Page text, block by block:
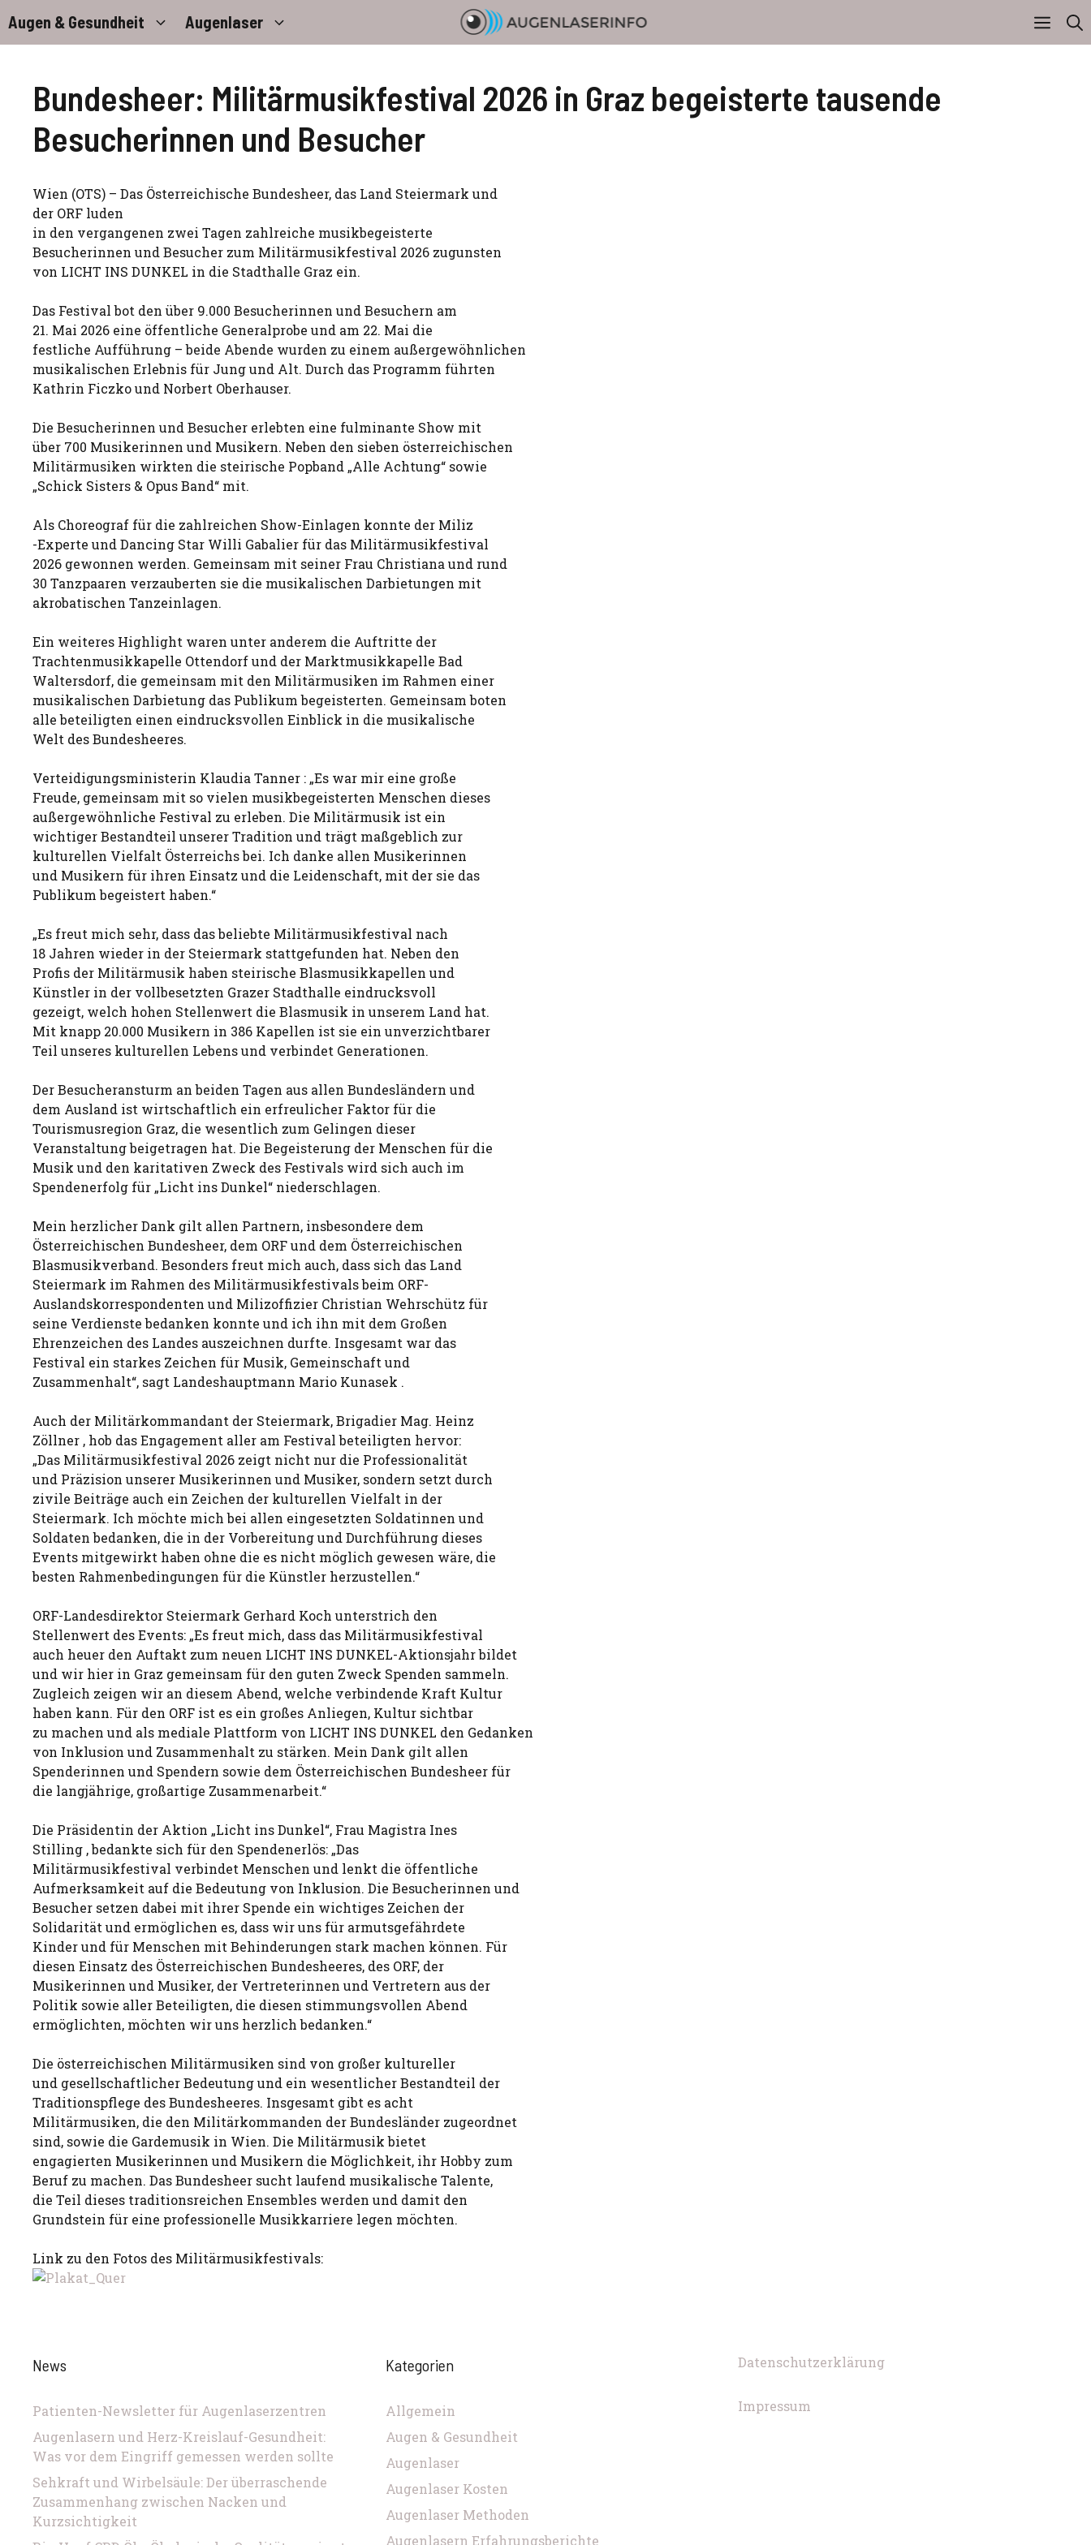
Inhalt
springen
Augen & Gesundheit Augenlaser
Bundesheer: Militärmusikfestival 2026 in Graz begeisterte tausende
Besucherinnen und Besucher
Wien (OTS) – Das Österreichische Bundesheer, das Land Steiermark und
der ORF luden
in den vergangenen zwei Tagen zahlreiche musikbegeisterte
Besucherinnen und Besucher zum Militärmusikfestival 2026 zugunsten
von LICHT INS DUNKEL in die Stadthalle Graz ein.
Das Festival bot den über 9.000 Besucherinnen und Besuchern am
21. Mai 2026 eine öffentliche Generalprobe und am 22. Mai die
festliche Aufführung – beide Abende wurden zu einem außergewöhnlichen
musikalischen Erlebnis für Jung und Alt. Durch das Programm führten
Kathrin Ficzko und Norbert Oberhauser.
Die Besucherinnen und Besucher erlebten eine fulminante Show mit
über 700 Musikerinnen und Musikern. Neben den sieben österreichischen
Militärmusiken wirkten die steirische Popband „Alle Achtung“ sowie
„Schick Sisters & Opus Band“ mit.
Als Choreograf für die zahlreichen Show-Einlagen konnte der Miliz
-Experte und Dancing Star Willi Gabalier für das Militärmusikfestival
2026 gewonnen werden. Gemeinsam mit seiner Frau Christiana und rund
30 Tanzpaaren verzauberten sie die musikalischen Darbietungen mit
akrobatischen Tanzeinlagen.
Ein weiteres Highlight waren unter anderem die Auftritte der
Trachtenmusikkapelle Ottendorf und der Marktmusikkapelle Bad
Waltersdorf, die gemeinsam mit den Militärmusiken im Rahmen einer
musikalischen Darbietung das Publikum begeisterten. Gemeinsam boten
alle beteiligten einen eindrucksvollen Einblick in die musikalische
Welt des Bundesheeres.
Verteidigungsministerin Klaudia Tanner : „Es war mir eine große
Freude, gemeinsam mit so vielen musikbegeisterten Menschen dieses
außergewöhnliche Festival zu erleben. Die Militärmusik ist ein
wichtiger Bestandteil unserer Tradition und trägt maßgeblich zur
kulturellen Vielfalt Österreichs bei. Ich danke allen Musikerinnen
und Musikern für ihren Einsatz und die Leidenschaft, mit der sie das
Publikum begeistert haben.“
„Es freut mich sehr, dass das beliebte Militärmusikfestival nach
18 Jahren wieder in der Steiermark stattgefunden hat. Neben den
Profis der Militärmusik haben steirische Blasmusikkapellen und
Künstler in der vollbesetzten Grazer Stadthalle eindrucksvoll
gezeigt, welch hohen Stellenwert die Blasmusik in unserem Land hat.
Mit knapp 20.000 Musikern in 386 Kapellen ist sie ein unverzichtbarer
Teil unseres kulturellen Lebens und verbindet Generationen.
Der Besucheransturm an beiden Tagen aus allen Bundesländern und
dem Ausland ist wirtschaftlich ein erfreulicher Faktor für die
Tourismusregion Graz, die wesentlich zum Gelingen dieser
Veranstaltung beigetragen hat. Die Begeisterung der Menschen für die
Musik und den karitativen Zweck des Festivals wird sich auch im
Spendenerfolg für „Licht ins Dunkel“ niederschlagen.
Mein herzlicher Dank gilt allen Partnern, insbesondere dem
Österreichischen Bundesheer, dem ORF und dem Österreichischen
Blasmusikverband. Besonders freut mich auch, dass sich das Land
Steiermark im Rahmen des Militärmusikfestivals beim ORF-
Auslandskorrespondenten und Milizoffizier Christian Wehrschütz für
seine Verdienste bedanken konnte und ich ihn mit dem Großen
Ehrenzeichen des Landes auszeichnen durfte. Insgesamt war das
Festival ein starkes Zeichen für Musik, Gemeinschaft und
Zusammenhalt“, sagt Landeshauptmann Mario Kunasek .
Auch der Militärkommandant der Steiermark, Brigadier Mag. Heinz
Zöllner , hob das Engagement aller am Festival beteiligten hervor:
„Das Militärmusikfestival 2026 zeigt nicht nur die Professionalität
und Präzision unserer Musikerinnen und Musiker, sondern setzt durch
zivile Beiträge auch ein Zeichen der kulturellen Vielfalt in der
Steiermark. Ich möchte mich bei allen eingesetzten Soldatinnen und
Soldaten bedanken, die in der Vorbereitung und Durchführung dieses
Events mitgewirkt haben ohne die es nicht möglich gewesen wäre, die
besten Rahmenbedingungen für die Künstler herzustellen.“
ORF-Landesdirektor Steiermark Gerhard Koch unterstrich den
Stellenwert des Events: „Es freut mich, dass das Militärmusikfestival
auch heuer den Auftakt zum neuen LICHT INS DUNKEL-Aktionsjahr bildet
und wir hier in Graz gemeinsam für den guten Zweck Spenden sammeln.
Zugleich zeigen wir an diesem Abend, welche verbindende Kraft Kultur
haben kann. Für den ORF ist es ein großes Anliegen, Kultur sichtbar
zu machen und als mediale Plattform von LICHT INS DUNKEL den Gedanken
von Inklusion und Zusammenhalt zu stärken. Mein Dank gilt allen
Spenderinnen und Spendern sowie dem Österreichischen Bundesheer für
die langjährige, großartige Zusammenarbeit.“
Die Präsidentin der Aktion „Licht ins Dunkel“, Frau Magistra Ines
Stilling , bedankte sich für den Spendenerlös: „Das
Militärmusikfestival verbindet Menschen und lenkt die öffentliche
Aufmerksamkeit auf die Bedeutung von Inklusion. Die Besucherinnen und
Besucher setzen dabei mit ihrer Spende ein wichtiges Zeichen der
Solidarität und ermöglichen es, dass wir uns für armutsgefährdete
Kinder und für Menschen mit Behinderungen stark machen können. Für
diesen Einsatz des Österreichischen Bundesheeres, des ORF, der
Musikerinnen und Musiker, der Vertreterinnen und Vertretern aus der
Politik sowie aller Beteiligten, die diesen stimmungsvollen Abend
ermöglichten, möchten wir uns herzlich bedanken.“
Die österreichischen Militärmusiken sind von großer kultureller
und gesellschaftlicher Bedeutung und ein wesentlicher Bestandteil der
Traditionspflege des Bundesheeres. Insgesamt gibt es acht
Militärmusiken, die den Militärkommanden der Bundesländer zugeordnet
sind, sowie die Gardemusik in Wien. Die Militärmusik bietet
engagierten Musikerinnen und Musikern die Möglichkeit, ihr Hobby zum
Beruf zu machen. Das Bundesheer sucht laufend musikalische Talente,
die Teil dieses traditionsreichen Ensembles werden und damit den
Grundstein für eine professionelle Musikkarriere legen möchten.
Link zu den Fotos des Militärmusikfestivals:
News
Patienten-Newsletter für Augenlaserzentren
Augenlasern und Herz-Kreislauf-Gesundheit:
Was vor dem Eingriff gemessen werden sollte
Sehkraft und Wirbelsäule: Der überraschende
Zusammenhang zwischen Nacken und
Kurzsichtigkeit
Kategorien
Allgemein
Augen & Gesundheit
Augenlaser
Augenlaser Kosten
Augenlaser Methoden
Augenlasern Erfahrungsberichte
Datenschutzerklärung
Impressum